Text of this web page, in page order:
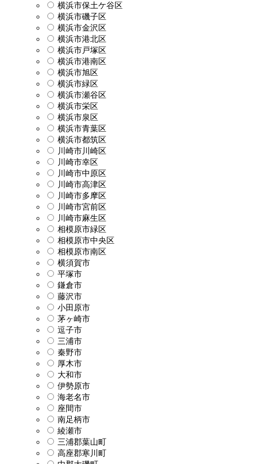
横浜市保土ケ谷区
横浜市磯子区
横浜市金沢区
横浜市港北区
横浜市戸塚区
横浜市港南区
横浜市旭区
横浜市緑区
横浜市瀬谷区
横浜市栄区
横浜市泉区
横浜市青葉区
横浜市都筑区
川崎市川崎区
川崎市幸区
川崎市中原区
川崎市高津区
川崎市多摩区
川崎市宮前区
川崎市麻生区
相模原市緑区
相模原市中央区
相模原市南区
横須賀市
平塚市
鎌倉市
藤沢市
小田原市
茅ヶ崎市
逗子市
三浦市
秦野市
厚木市
大和市
伊勢原市
海老名市
座間市
南足柄市
綾瀬市
三浦郡葉山町
高座郡寒川町